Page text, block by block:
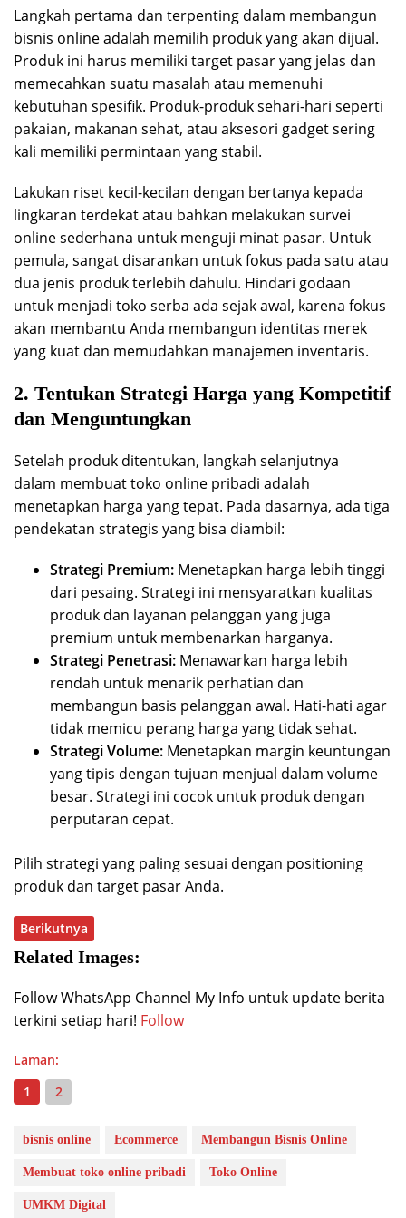
Langkah pertama dan terpenting dalam membangun
bisnis online adalah memilih produk yang akan dijual.
Produk ini harus memiliki target pasar yang jelas dan
memecahkan suatu masalah atau memenuhi
kebutuhan spesifik. Produk-produk sehari-hari seperti
pakaian, makanan sehat, atau aksesori gadget sering
kali memiliki permintaan yang stabil.
Lakukan riset kecil-kecilan dengan bertanya kepada
lingkaran terdekat atau bahkan melakukan survei
online sederhana untuk menguji minat pasar. Untuk
pemula, sangat disarankan untuk fokus pada satu atau
dua jenis produk terlebih dahulu. Hindari godaan
untuk menjadi toko serba ada sejak awal, karena fokus
akan membantu Anda membangun identitas merek
yang kuat dan memudahkan manajemen inventaris.
2. Tentukan Strategi Harga yang Kompetitif
dan Menguntungkan
Setelah produk ditentukan, langkah selanjutnya
dalam membuat toko online pribadi adalah
menetapkan harga yang tepat. Pada dasarnya, ada tiga
pendekatan strategis yang bisa diambil:
Strategi Premium: Menetapkan harga lebih tinggi
dari pesaing. Strategi ini mensyaratkan kualitas
produk dan layanan pelanggan yang juga
premium untuk membenarkan harganya.
Strategi Penetrasi: Menawarkan harga lebih
rendah untuk menarik perhatian dan
membangun basis pelanggan awal. Hati-hati agar
tidak memicu perang harga yang tidak sehat.
Strategi Volume: Menetapkan margin keuntungan
yang tipis dengan tujuan menjual dalam volume
besar. Strategi ini cocok untuk produk dengan
perputaran cepat.
Pilih strategi yang paling sesuai dengan positioning
produk dan target pasar Anda.
Berikutnya
Related Images:
Follow WhatsApp Channel My Info untuk update berita
terkini setiap hari! Follow
Laman:
1
2
bisnis online Ecommerce Membangun Bisnis Online
Membuat toko online pribadi Toko Online
UMKM Digital